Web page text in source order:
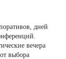
дней
вечера
выбора